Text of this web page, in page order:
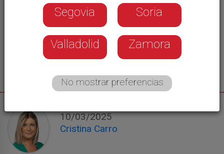
10/03/2025
Cristina Carro
Segovia Soria
Valladolid Zamora
No mostrar preferencias